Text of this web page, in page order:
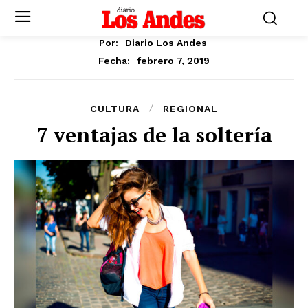
Por:
Diario Los Andes
Fecha:
febrero 7, 2019
CULTURA REGIONAL
7 ventajas de la soltería